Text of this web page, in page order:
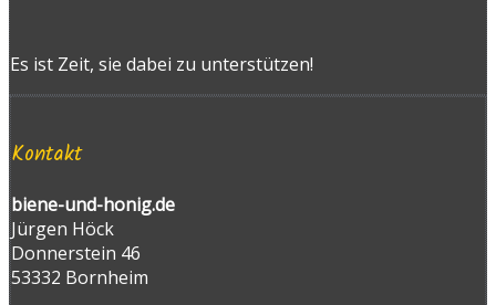
Es ist Zeit, sie dabei zu unterstützen!
Kontakt
biene-und-honig.de
Jürgen Höck
Donnerstein 46
53332 Bornheim